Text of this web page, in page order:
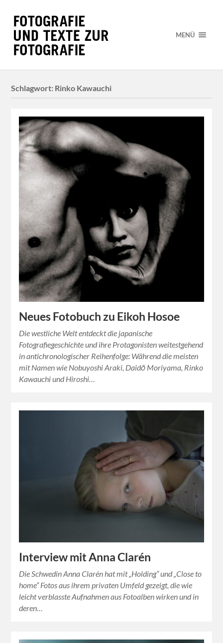
MENÜ
Schlagwort: Rinko Kawauchi
Neues Fotobuch zu Eikoh Hosoe
Die westliche Welt entdeckt die japanische
Fotografiegeschichte und ihre Protagonisten weitestgehend
in antichronologischer Reihenfolge: Während die meisten
mit Namen wie Nobuyoshi Araki, Daidō Moriyama, Rinko
Kawauchi und Hiroshi…
Interview mit Anna Clarén
Die Schwedin Anna Clarén hat mit „Holding“ und „Close to
home“ Fotos aus ihrem privaten Umfeld gezeigt, die wie
leicht verblasste Aufnahmen aus Fotoalben wirken und in
deren…